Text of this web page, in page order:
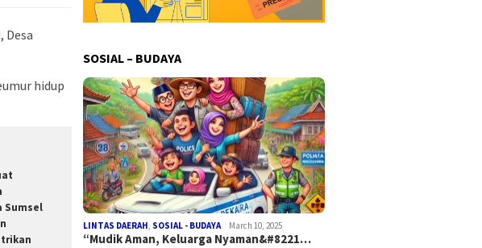
Desa
hidup
Sumsel
SOSIAL – BUDAYA
LINTAS DAERAH, SOSIAL - BUDAYA March 10, 2025
“Mudik Aman, Keluarga Nyaman&#8221…